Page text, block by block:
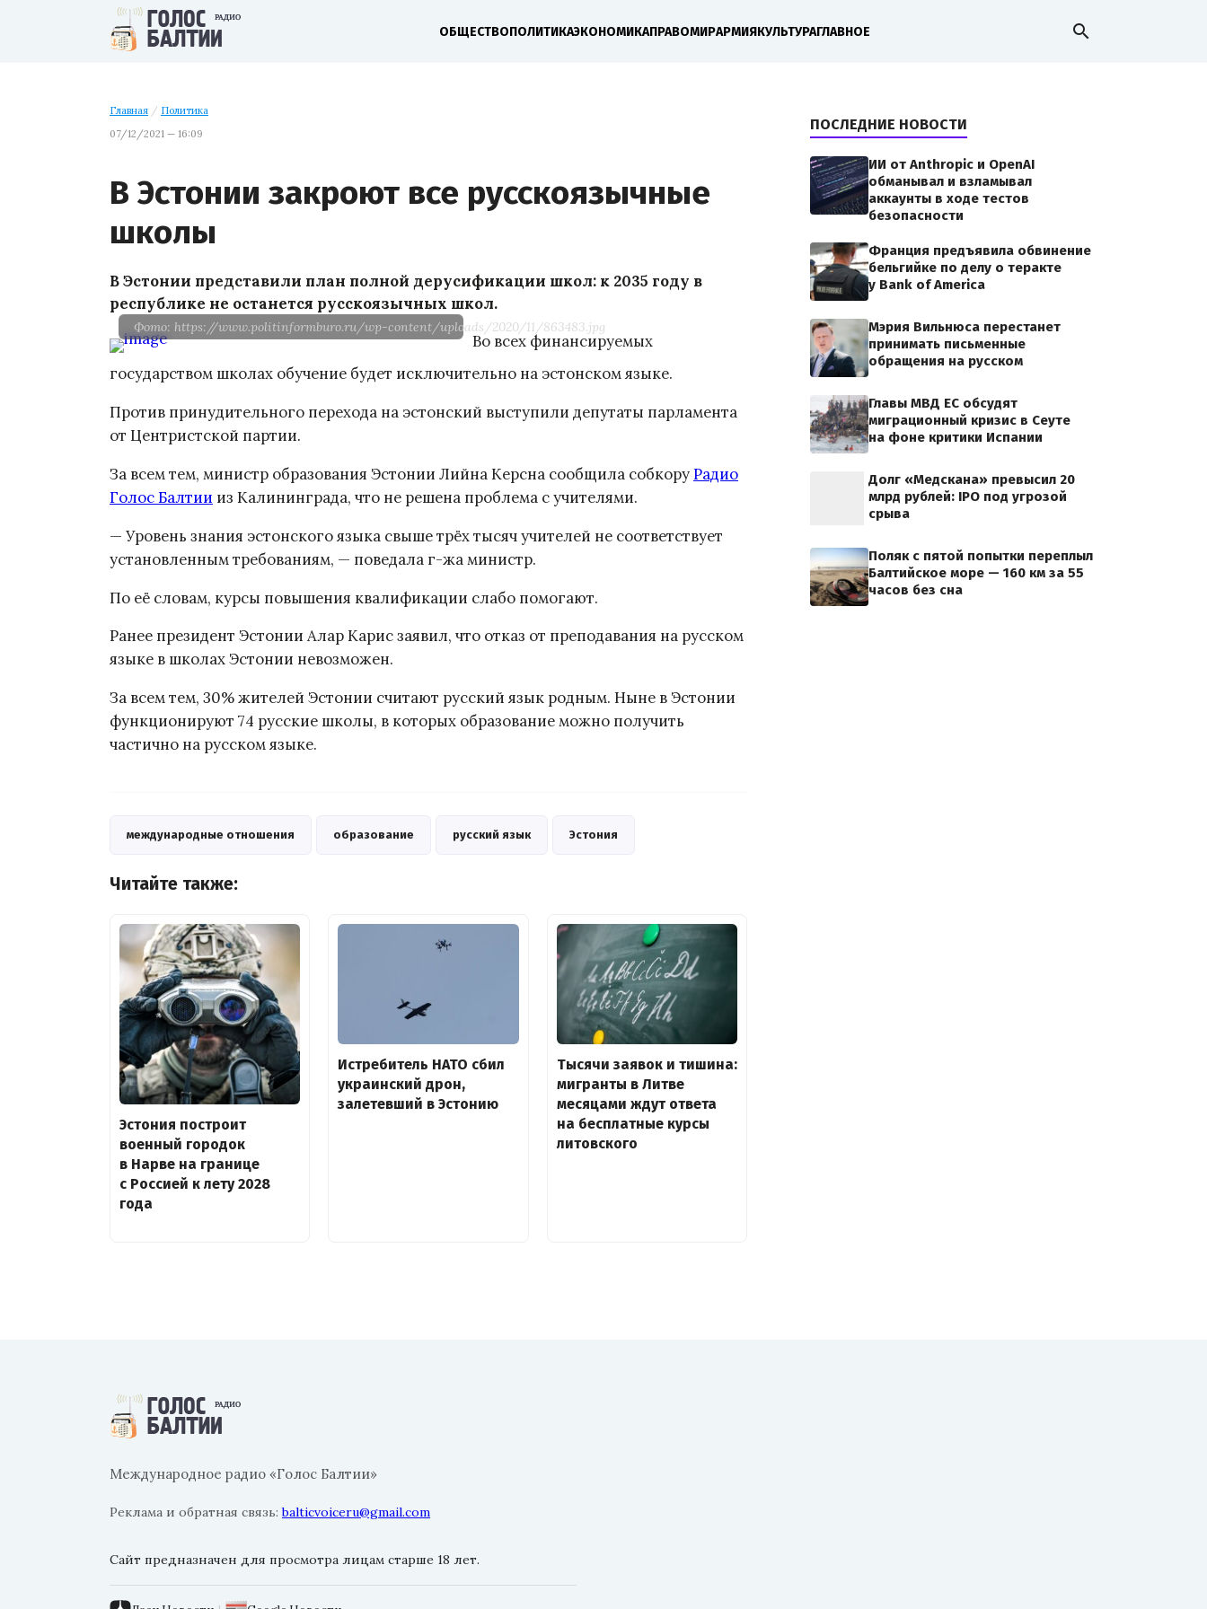
ОБЩЕСТВОПОЛИТИКАЭКОНОМИКАПРАВОМИРАРМИЯКУЛЬТУРАГЛАВНОЕ search
Главная / Политика
07/12/2021 — 16:09
В Эстонии закроют все русскоязычные
школы
В Эстонии представили план полной дерусификации школ: к 2035 году в
республике не останется русскоязычных школ.
Фото: https://www.politinformburo.ru/wp-content/uploads/2020/11/863483.jpg
Во всех финансируемых
государством школах обучение будет исключительно на эстонском языке.
Против принудительного перехода на эстонский выступили депутаты парламента
от Центристской партии.
За всем тем, министр образования Эстонии Лийна Керсна сообщила собкоруРадио
Голос Балтии из Калининграда, что не решена проблема с учителями.
— Уровень знания эстонского языка свыше трёх тысяч учителей не соответствует
установленным требованиям, — поведала г-жа министр.
По её словам, курсы повышения квалификации слабо помогают.
Ранее президент Эстонии Алар Карис заявил, что отказ от преподавания на русском
языке в школах Эстонии невозможен.
За всем тем, 30% жителей Эстонии считают русский язык родным. Ныне в Эстонии
функционируют 74 русские школы, в которых образование можно получить
частично на русском языке.
международные отношения образование русский язык Эстония
Читайте также:
Эстония построит
военный городок
в Нарве на границе
с Россией к лету 2028
года
Истребитель НАТО сбил
украинский дрон,
залетевший в Эстонию
Тысячи заявок и тишина:
мигранты в Литве
месяцами ждут ответа
на бесплатные курсы
литовского
ПОСЛЕДНИЕ НОВОСТИ
ИИ от Anthropic и OpenAI
обманывал и взламывал
аккаунты в ходе тестов
безопасности
Франция предъявила обвинение
бельгийке по делу о теракте
у Bank of America
Мэрия Вильнюса перестанет
принимать письменные
обращения на русском
Главы МВД ЕС обсудят
миграционный кризис в Сеуте
на фоне критики Испании
Долг «Медскана» превысил 20
млрд рублей: IPO под угрозой
срыва
Поляк с пятой попытки переплыл
Балтийское море — 160 км за 55
часов без сна
Международное радио «Голос Балтии»
Реклама и обратная связь:balticvoiceru@gmail.com
Сайт предназначен для просмотра лицам старше 18 лет.